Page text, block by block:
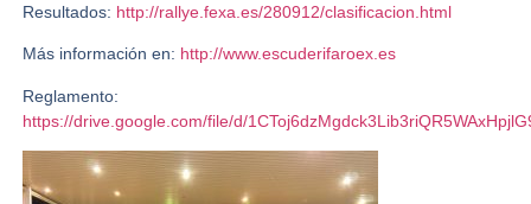
Resultados: http://rallye.fexa.es/280912/clasificacion.html
Más información en: http://www.escuderifaroex.es
Reglamento:
https://drive.google.com/file/d/